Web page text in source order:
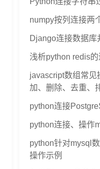
numpy按列连接两
Django连接数据
浅析python redis
javascript数组常
加、删除、去重、
python连接
python连接、操作
python针对mysql
操作示例